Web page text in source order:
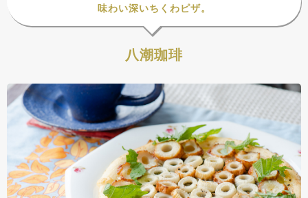
味わい深いちくわピザ。
八潮珈琲